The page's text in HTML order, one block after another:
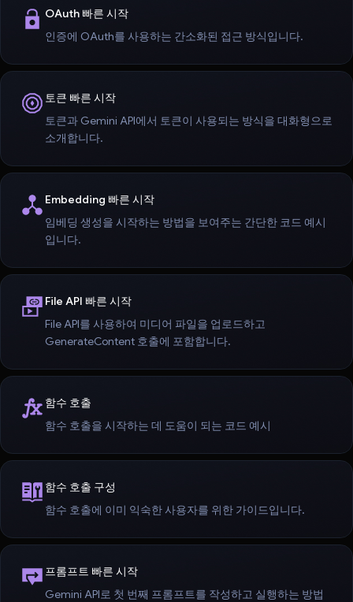
OAuth 빠른 시작
인증에 OAuth를 사용하는 간소화된 접근 방식입니다.
토큰 빠른 시작
토큰과 Gemini API에서 토큰이 사용되는 방식을 대화형으로
소개합니다.
Embedding 빠른 시작
임베딩 생성을 시작하는 방법을 보여주는 간단한 코드 예시
입니다.
File API 빠른 시작
File API를 사용하여 미디어 파일을 업로드하고
GenerateContent 호출에 포함합니다.
함수 호출
함수 호출을 시작하는 데 도움이 되는 코드 예시
함수 호출 구성
함수 호출에 이미 익숙한 사용자를 위한 가이드입니다.
프롬프트 빠른 시작
Gemini API로 첫 번째 프롬프트를 작성하고 실행하는 방법